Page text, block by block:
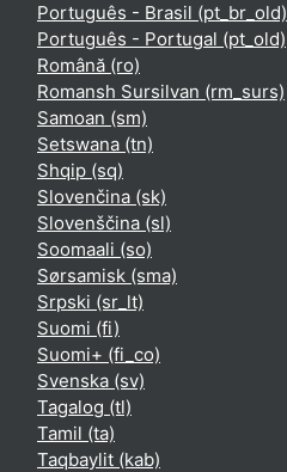
Português - Brasil ‎(pt_br_old)‎
Português - Portugal ‎(pt_old)‎
Română ‎(ro)‎
Romansh Sursilvan ‎(rm_surs)‎
Samoan ‎(sm)‎
Setswana ‎(tn)‎
Shqip ‎(sq)‎
Slovenčina ‎(sk)‎
Slovenščina ‎(sl)‎
Soomaali ‎(so)‎
Sørsamisk ‎(sma)‎
Srpski ‎(sr_lt)‎
Suomi ‎(fi)‎
Suomi+ ‎(fi_co)‎
Svenska ‎(sv)‎
Tagalog ‎(tl)‎
Tamil ‎(ta)‎
Taqbaylit ‎(kab)‎